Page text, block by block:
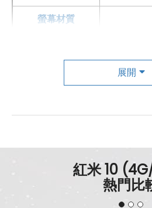
螢幕材質
第一主相機光圈
錄影功能
展開
紅米 10
熱門比